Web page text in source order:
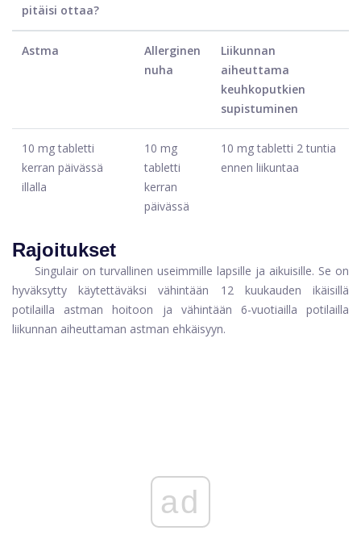
pitäisi ottaa?
Astma
Allerginen
nuha
Liikunnan
aiheuttama
keuhkoputkien
supistuminen
10 mg tabletti
kerran päivässä
illalla
10 mg
tabletti
kerran
päivässä
10 mg tabletti 2 tuntia
ennen liikuntaa
Rajoitukset
Singulair on turvallinen useimmille lapsille ja aikuisille. Se on
hyväksytty käytettäväksi vähintään 12 kuukauden ikäisillä
potilailla astman hoitoon ja vähintään 6-vuotiailla potilailla
liikunnan aiheuttaman astman ehkäisyyn.
ad